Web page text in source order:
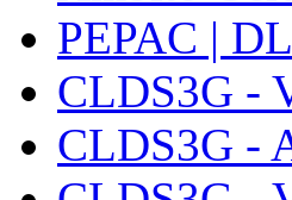
PEPAC |
CLDS3G -
CLDS3G -